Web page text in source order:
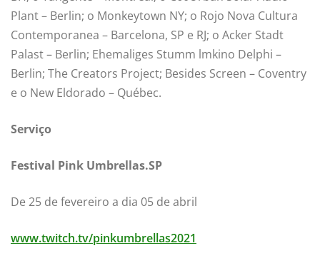
Plant – Berlin; o Monkeytown NY; o Rojo Nova Cultura
Contemporanea – Barcelona, SP e RJ; o Acker Stadt
Palast – Berlin; Ehemaliges Stumm lmkino Delphi –
Berlin; The Creators Project; Besides Screen – Coventry
e o New Eldorado – Québec.
Serviço
Festival Pink Umbrellas.SP
De 25 de fevereiro a dia 05 de abril
www.twitch.tv/pinkumbrellas2021